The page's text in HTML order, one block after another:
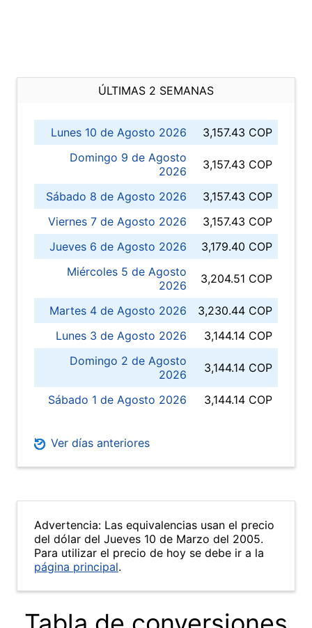
ÚLTIMAS 2 SEMANAS
Lunes 10 de Agosto 2026
3,157.43 COP
Domingo 9 de Agosto
2026
3,157.43 COP
Sábado 8 de Agosto 2026
3,157.43 COP
Viernes 7 de Agosto 2026
3,157.43 COP
Jueves 6 de Agosto 2026
3,179.40 COP
Miércoles 5 de Agosto
2026
3,204.51 COP
Martes 4 de Agosto 2026
3,230.44 COP
Lunes 3 de Agosto 2026
3,144.14 COP
Domingo 2 de Agosto
2026
3,144.14 COP
Sábado 1 de Agosto 2026 3,144.14 COP
Ver días anteriores
Advertencia: Las equivalencias usan el precio
del dólar del Jueves 10 de Marzo del 2005.
Para utilizar el precio de hoy se debe ir a la
página principal.